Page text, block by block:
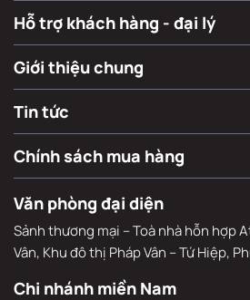
Hỗ trợ khách hàng - đại lý
Giới thiệu chung
Tin tức
Chính sách mua hàng
Văn phòng đại diện
Sảnh thương mại – Toà nhà hỗn hợp
Vân, Khu đô thị Pháp Vân – Tứ Hiệp,
Chi nhánh miền Nam